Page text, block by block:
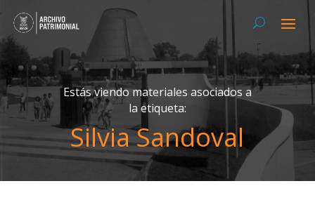
Estás viendo materiales asociados a
la etiqueta:
Silvia Sandoval